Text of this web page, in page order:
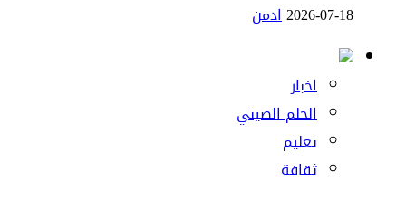
2026-07-18ادمن
اخبار
الحلم الصيني
تعليم
ثقافة